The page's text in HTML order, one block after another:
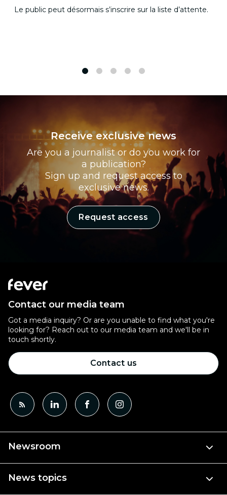
Le public peut désormais s’inscrire sur la liste d’attente.
Receive exclusive news
Are you a journalist or do you work for
a publication?
Sign up and request access to
exclusive news.
Request access
Contact our media team
Got a media inquiry? Or are you unable to find what you're
looking for? Reach out to our media team and we'll be in
touch shortly.
Contact us
Newsroom
News topics